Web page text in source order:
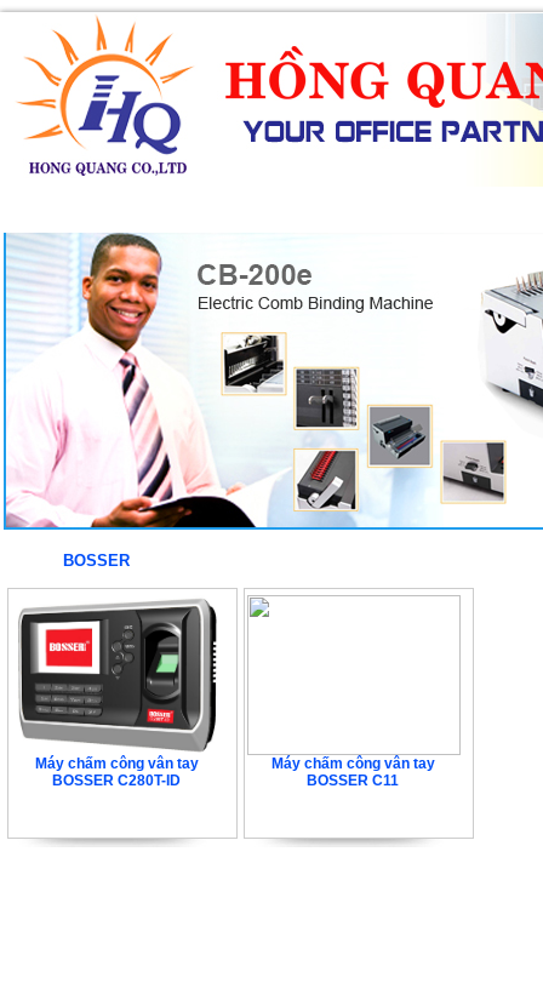
BOSSER
Máy chấm công vân tay
BOSSER C280T-ID
Máy chấm công vân tay
BOSSER C11